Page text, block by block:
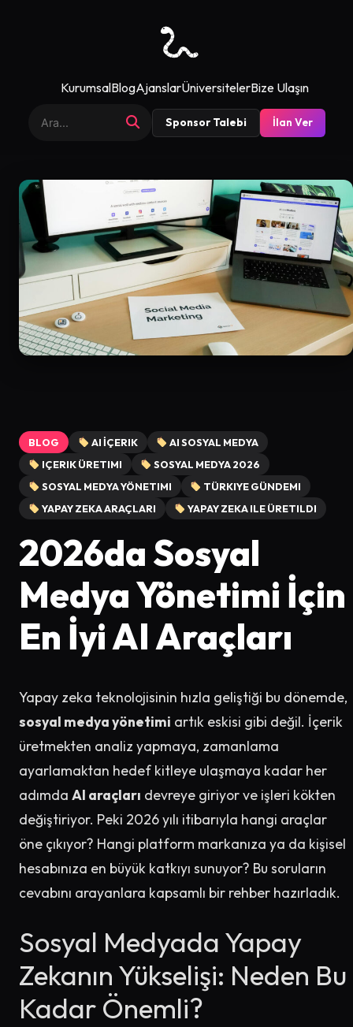
KurumsalBlogAjanslarÜniversitelerBize Ulaşın
Sponsor Talebi İlan Ver
BLOG AI İÇERIK
AI SOSYAL MEDYA
IÇERIK ÜRETIMI
SOSYAL MEDYA 2026
SOSYAL MEDYA YÖNETIMI
TÜRKIYE GÜNDEMI
YAPAY ZEKA ARAÇLARI
YAPAY ZEKA ILE ÜRETILDI
2026da Sosyal
Medya Yönetimi İçin
En İyi AI Araçları
Yapay zeka teknolojisinin hızla geliştiği bu dönemde,
sosyal medya yönetimi artık eskisi gibi değil. İçerik
üretmekten analiz yapmaya, zamanlama
ayarlamaktan hedef kitleye ulaşmaya kadar her
adımda AI araçları devreye giriyor ve işleri kökten
değiştiriyor. Peki 2026 yılı itibarıyla hangi araçlar
öne çıkıyor? Hangi platform markanıza ya da kişisel
hesabınıza en büyük katkıyı sunuyor? Bu soruların
cevabını arayanlara kapsamlı bir rehber hazırladık.
Sosyal Medyada Yapay
Zekanın Yükselişi: Neden Bu
Kadar Önemli?